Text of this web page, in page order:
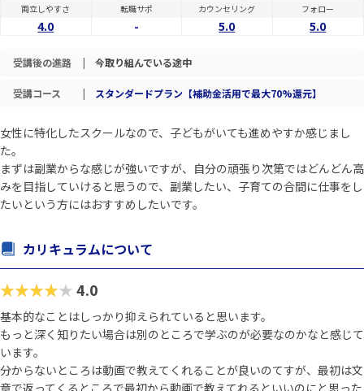
両立しやすさ
4.0
転職サポ
-
カウンセリング
5.0
フォロー
5.0
受講後の進路 | 今取り組んでいる途中
受講コース | スタンダードプラン【補助金活用で最大70%還元】
女性に特化したスクールなので、子どもがいても進めやすか感じまし
た。
まずは副業からな感じが強いですが、自分の頑張り次第ではどんどん高
みを目指していけると思うので、副業したい、子育ての合間に仕事をし
たいという方にはおすすめしたいです。
カリキュラムについて
★★★★★4.0
基本的なことはしっかり抑えられていると思います。
もっと深く知りたい場合は別のところで学ぶのが必要なのかなと感じて
います。
分からないところは動画で教えてくれることが良いのてすが、最初は文
章で返ってくるところで最初から動画で教えてれるといいのにと思った